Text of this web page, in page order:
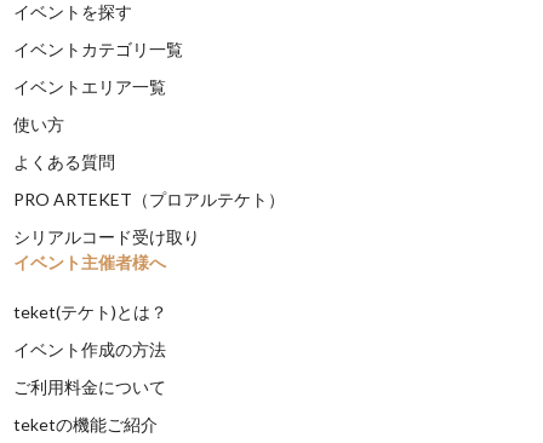
イベントを探す
イベントカテゴリ一覧
イベントエリア一覧
使い方
よくある質問
PRO ARTEKET（プロアルテケト）
シリアルコード受け取り
イベント主催者様へ
teket(テケト)とは？
イベント作成の方法
ご利用料金について
teketの機能ご紹介